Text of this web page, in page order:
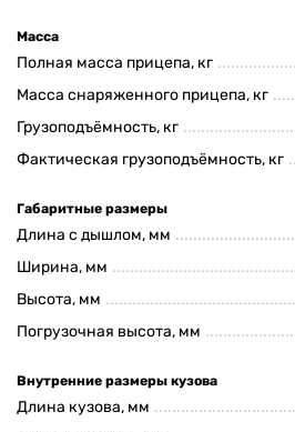
Масса
Полная масса прицепа, кг
Масса снаряженного прицепа, кг
Грузоподъёмность, кг
Фактическая грузоподъёмность, кг
Габаритные размеры
Длина с дышлом, мм
Ширина, мм
Высота, мм
Погрузочная высота, мм
Внутренние размеры кузова
Длина кузова, мм